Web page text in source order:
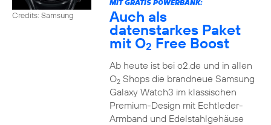
Credits: Samsung
MIT GRATIS POWERBANK:
Auch als
datenstarkes Paket
mit O2 Free Boost
Ab heute ist bei o2.de und in allen
O2Shops die brandneue Samsung
Galaxy Watch3 im klassischen
Premium-Design mit Echtleder-
Armband und Edelstahlgehäuse